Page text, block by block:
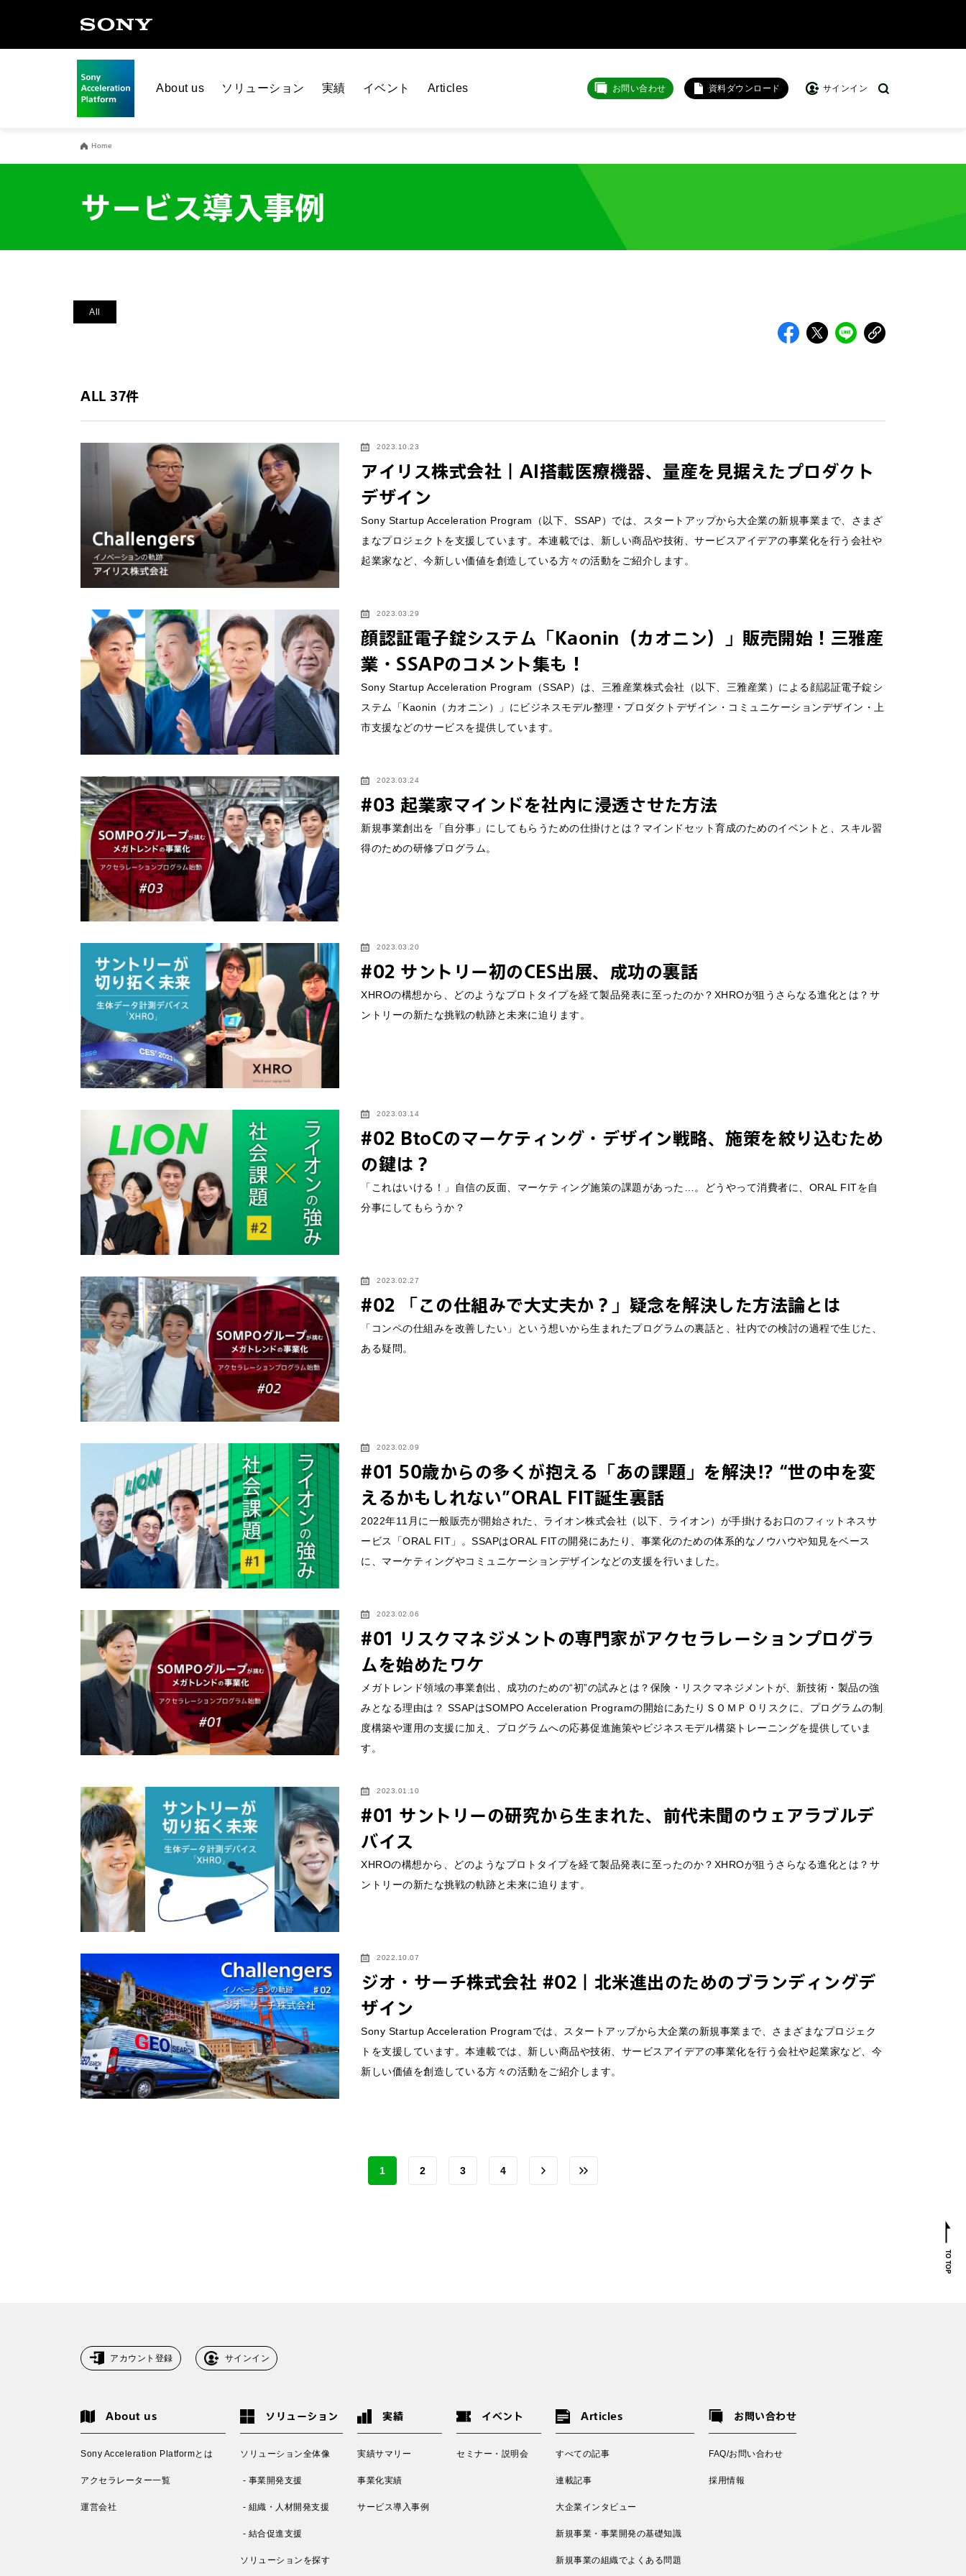
About us ソリューション 実績 イベント Articles お問い合わせ 資料ダウンロード サインイン
Home
サービス導入事例
All
ALL 37件
2023.10.23
アイリス株式会社｜AI搭載医療機器、量産を見据えたプロダクト
デザイン
Sony Startup Acceleration Program（以下、SSAP）では、スタートアップから大企業の新規事業まで、さまざ
まなプロジェクトを支援しています。本連載では、新しい商品や技術、サービスアイデアの事業化を行う会社や
起業家など、今新しい価値を創造している方々の活動をご紹介します。
2023.03.29
顔認証電子錠システム「Kaonin（カオニン）」販売開始！三雅産
業・SSAPのコメント集も！
Sony Startup Acceleration Program（SSAP）は、三雅産業株式会社（以下、三雅産業）による顔認証電子錠シ
ステム「Kaonin（カオニン）」にビジネスモデル整理・プロダクトデザイン・コミュニケーションデザイン・上
市支援などのサービスを提供しています。
2023.03.24
#03 起業家マインドを社内に浸透させた方法
新規事業創出を「自分事」にしてもらうための仕掛けとは？マインドセット育成のためのイベントと、スキル習
得のための研修プログラム。
2023.03.20
#02 サントリー初のCES出展、成功の裏話
XHROの構想から、どのようなプロトタイプを経て製品発表に至ったのか？XHROが狙うさらなる進化とは？サ
ントリーの新たな挑戦の軌跡と未来に迫ります。
2023.03.14
#02 BtoCのマーケティング・デザイン戦略、施策を絞り込むため
の鍵は？
「これはいける！」自信の反面、マーケティング施策の課題があった…。どうやって消費者に、ORAL FITを自
分事にしてもらうか？
2023.02.27
#02 「この仕組みで大丈夫か？」疑念を解決した方法論とは
「コンペの仕組みを改善したい」という想いから生まれたプログラムの裏話と、社内での検討の過程で生じた、
ある疑問。
2023.02.09
#01 50歳からの多くが抱える「あの課題」を解決⁉ “世の中を変
えるかもしれない”ORAL FIT誕生裏話
2022年11月に一般販売が開始された、ライオン株式会社（以下、ライオン）が手掛けるお口のフィットネスサ
ービス「ORAL FIT」。SSAPはORAL FITの開発にあたり、事業化のための体系的なノウハウや知見をベース
に、マーケティングやコミュニケーションデザインなどの支援を行いました。
2023.02.06
#01 リスクマネジメントの専門家がアクセラレーションプログラ
ムを始めたワケ
メガトレンド領域の事業創出、成功のための“初”の試みとは？保険・リスクマネジメントが、新技術・製品の強
みとなる理由は？ SSAPはSOMPO Acceleration Programの開始にあたりＳＯＭＰＯリスクに、プログラムの制
度構築や運用の支援に加え、プログラムへの応募促進施策やビジネスモデル構築トレーニングを提供していま
す。
2023.01.10
#01 サントリーの研究から生まれた、前代未聞のウェアラブルデ
バイス
XHROの構想から、どのようなプロトタイプを経て製品発表に至ったのか？XHROが狙うさらなる進化とは？サ
ントリーの新たな挑戦の軌跡と未来に迫ります。
2022.10.07
ジオ・サーチ株式会社 #02｜北米進出のためのブランディングデ
ザイン
Sony Startup Acceleration Programでは、スタートアップから大企業の新規事業まで、さまざまなプロジェク
トを支援しています。本連載では、新しい商品や技術、サービスアイデアの事業化を行う会社や起業家など、今
新しい価値を創造している方々の活動をご紹介します。
1 2 3 4
お問い合わせ
法人向けサービスに関するご相談・お問い合わせは以下のボタンからお願いします（外部サイトにジャンプしま
す）。
法人お問い合わせ
FAQ & 個人お問い合わせ
アカウント登録 サインイン
About us
Sony Acceleration Platformとは
アクセラレーター一覧
運営会社
ソリューション
ソリューション全体像
- 事業開発支援
- 組織・人材開発支援
- 結合促進支援
ソリューションを探す
実績
実績サマリー
事業化実績
サービス導入事例
イベント
セミナー・説明会
Articles
すべての記事
連載記事
大企業インタビュー
新規事業・事業開発の基礎知識
新規事業の組織でよくある問題
お問い合わせ
FAQ/お問い合わせ
採用情報